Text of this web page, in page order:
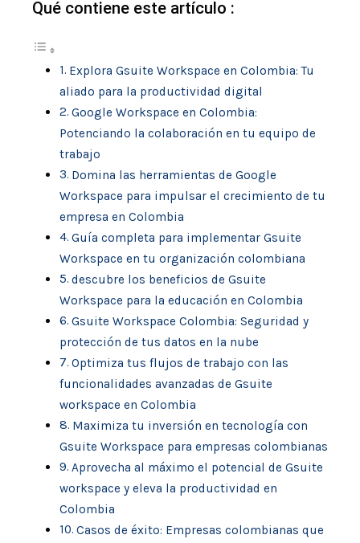
Qué contiene este artículo :
Explora Gsuite‌ Workspace en ‍Colombia: Tu
aliado para‍ la productividad digital
Google Workspace en ‍Colombia:
Potenciando la colaboración en⁣ tu equipo de
trabajo
Domina las⁤ herramientas de Google
Workspace para impulsar el crecimiento de⁣ tu
empresa en Colombia
Guía completa para implementar Gsuite
Workspace en tu⁤ organización colombiana
descubre‌ los beneficios‍ de ‌Gsuite
Workspace para la educación en Colombia
Gsuite Workspace Colombia:‌ Seguridad y
protección ​de tus datos en la⁣ nube
Optimiza‍ tus ⁤flujos de trabajo con ​las
funcionalidades avanzadas de Gsuite
workspace en Colombia
Maximiza tu inversión en tecnología⁤ con
Gsuite Workspace para empresas colombianas
Aprovecha al máximo el ​potencial de‍ Gsuite
workspace y eleva​ la productividad ⁣en
⁢Colombia
Casos ⁢de éxito: ‌Empresas colombianas que